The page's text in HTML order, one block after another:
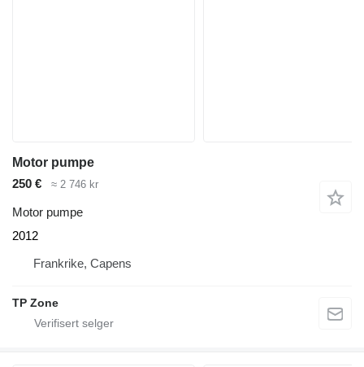
Motor pumpe
250 €
≈ 2 746 kr
Motor pumpe
2012
Frankrike, Capens
TP Zone